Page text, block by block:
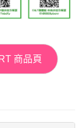
商品頁